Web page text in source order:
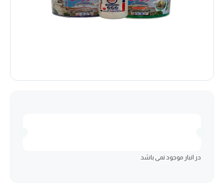
در انبار موجود نمی باشد